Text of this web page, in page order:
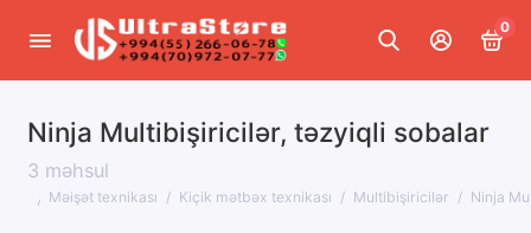
0
Ninja Multibişiricilər, təzyiqli sobalar
3 məhsul
Məişət texnikası Kiçik mətbəx texnikası Multibişiricilər Ninja
İri məişət texnikası
Quraşdırılan texnika